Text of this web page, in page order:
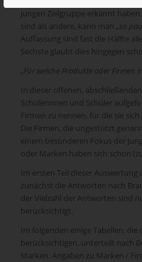
jungen Zielgruppe erkannt
sind als andere, kann man „so
Auffassung sind fast die Hälfte
Sechste glaubt dies hingegen
„Für welche Produkte oder Firmen
In dieser offenen,
Schülerinnen und Schüler
Firmen zu nennen, für die sie
Die Firmen, die ungestützt
einem besonderen Fokus der
oder Marken haben sich schon
Im ersten Teil dieser
zunächst die Antworten nach
der Vielzahl der Antworten sind
berücksichtigt.
Im folgenden einige Tabellen,
berücksichtigen, unterteilt nach
Marken: Angaben zu Marken /